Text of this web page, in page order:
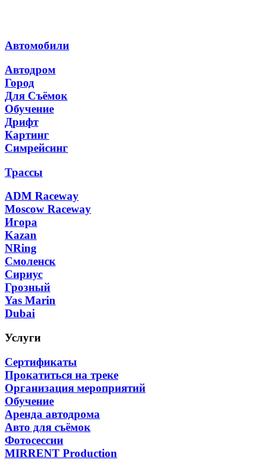
Автомобили
Автодром
Город
Для Съёмок
Обучение
Дрифт
Картинг
Симрейсинг
Трассы
ADM Raceway
Moscow Raceway
Игора
Kazan
NRing
Смоленск
Сириус
Грозный
Yas Marin
Dubai
Услуги
Сертификаты
Прокатиться на треке
Организация мероприятий
Обучение
Аренда автодрома
Авто для съёмок
Фотосессии
MIRRENT Production